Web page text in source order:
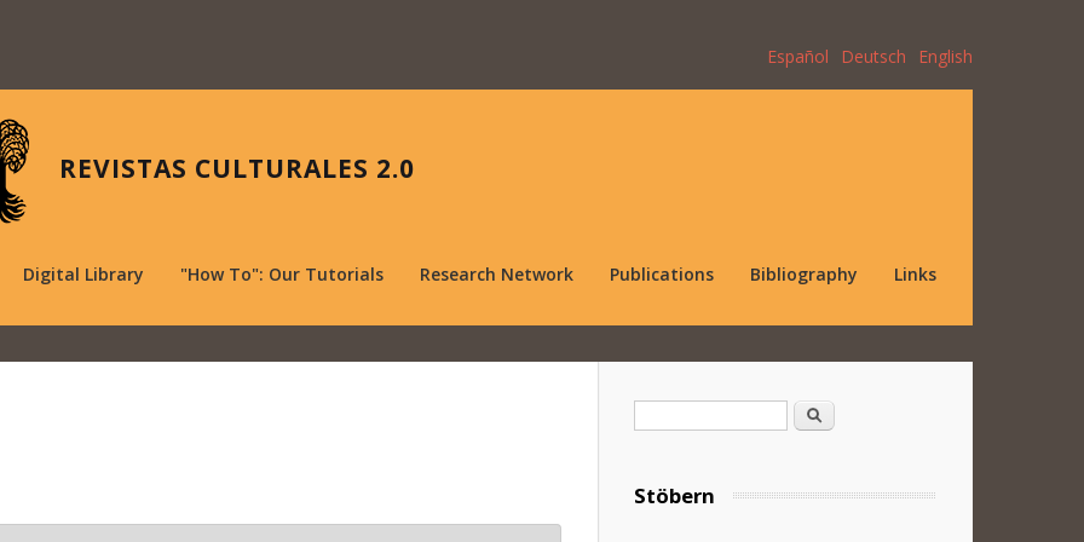
Español Deutsch English
REVISTAS CULTURALES 2.0
Digital Library "How To": Our Tutorials Research Network Publications Bibliography Links
Search
Stöbern